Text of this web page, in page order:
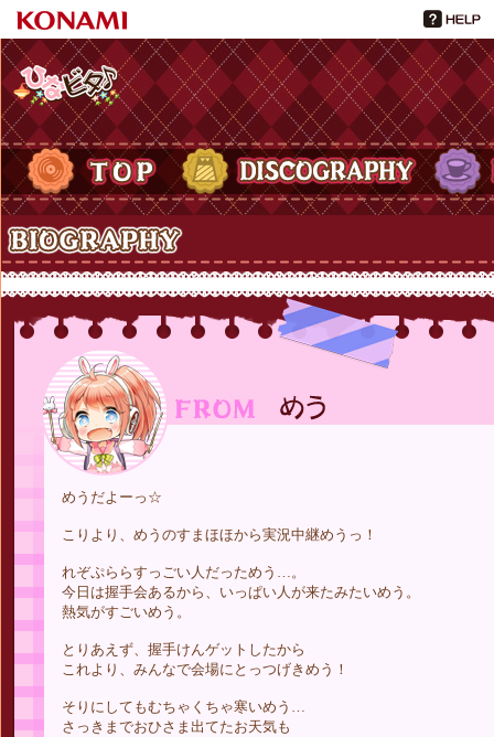
ひなビタ♪
TOP DISCOGRAPHY
Biography
めうだよーっ☆
こりより、めうのすまほほから実況中継めうっ！
れぞぷららすっごい人だっためう…。
今日は握手会あるから、いっぱい人が来たみたいめう。
熱気がすごいめう。
とりあえず、握手けんゲットしたから
これより、みんなで会場にとっつげきめう！
そりにしてもむちゃくちゃ寒いめう…
さっきまでおひさま出てたお天気も